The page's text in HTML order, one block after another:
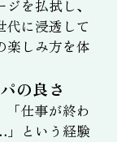
を払拭し、
代に浸透して
楽しみ方を体
の良さ
「仕事が終わ
」という経験